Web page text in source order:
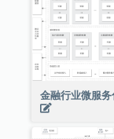
金融行业微服